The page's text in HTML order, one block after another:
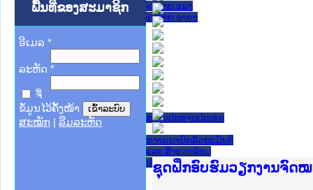
ປະມວນກົດໝາຍ ແພ່ງ
ປະມວນກົດໝາຍ ອາຍາ
ມະຕິຕົກລົງ
ລັດຖະດໍາລັດ
ດໍາລັດ
ຄໍາສັ່ງ
ນິຕິກໍາຂັ້ນສູນກາງ
ຫ້ອງວ່າການສໍານັກງານປະທານປະເທດ
ສະພາແຫ່ງຊາດ
ຫ້ອງວ່າການສຳນັກງານນາຍົກລັດຖະມົນຕີ
ກະຊວງ ກະສິກຳ ແລະ ສິ່ງແວດລ້ອມ
ກະຊວງ ການຕ່າງປະເທດ
ພື້ນທີ່ຂອງສະມາຊິກ
ອີເມລ *
ລະຫັດ *
ຈື່
ຂໍ້ມູນໄວ້ຄັ້ງໜ້າ
ສະໝັກ
ລືມລະຫັດ
Ministry of Justice Lao
ເຜີຍແຜ່ວັບໄຊຈົດໝາຍເຫດ
ກະຊວງຍຸຕິທຳ
ຊຸດຝຶກອົບຮົມວຽກງານຈົດໝ
ກອງປະຊຸມທົບທວນຄືນການ
ຝຶກອົບຮົມ ຜູ່ປະສານງານວ
ຝຶກອົບຮົມ ຜູ່ປະສານງານວ
ເຜີຍແຜ່ແອັບກົດໝາຍລາວ
ເຜີຍແຜ່ແອັບກົດໝາຍລາວ
ຍົກລະດັບວຽກງານຈົດໝາຍ
ຊຸດຝຶກອົບຮົມວຽກງານຈົດໝ